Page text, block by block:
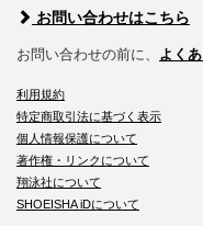
お問い合わせはこちら
お問い合わせの前に、 よく
利用規約
特定商取引法に基づく表示
個人情報保護について
著作権・リンクについて
翔泳社について
SHOEISHA iDについて